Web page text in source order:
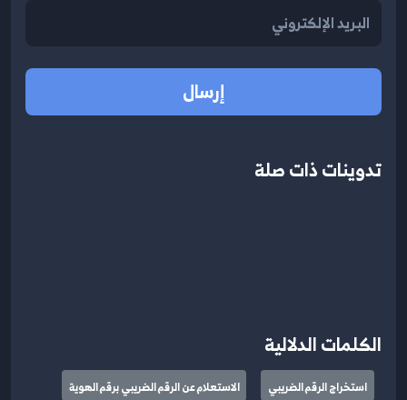
إرسال
تدوينات ذات صلة
الكلمات الدلالية
استخراج الرقم الضريبي
الاستعلام عن الرقم الضريبي برقم الهوية